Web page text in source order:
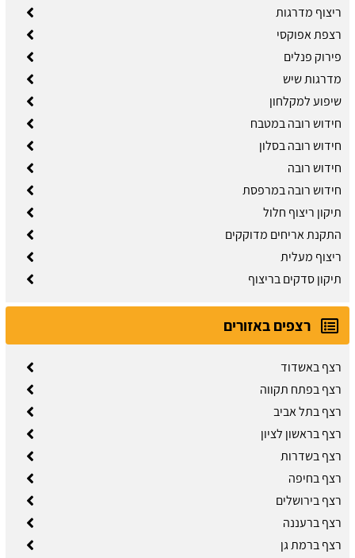
ריצוף מדרגות
רצפת אפוקסי
פירוק פנלים
מדרגות שיש
שיפוע למקלחון
חידוש רובה במטבח
חידוש רובה בסלון
חידוש רובה
חידוש רובה במרפסת
תיקון ריצוף חלול
התקנת אריחים מדוקקים
ריצוף מעלית
תיקון סדקים בריצוף
רצפים באזורים
רצף באשדוד
רצף בפתח תקווה
רצף בתל אביב
רצף בראשון לציון
רצף בשדרות
רצף בחיפה
רצף בירושלים
רצף ברעננה
רצף ברמת גן